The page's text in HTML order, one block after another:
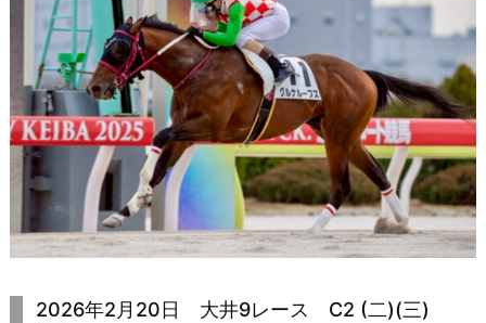
2026年2月20日 大井9レース C2 (二)(三)